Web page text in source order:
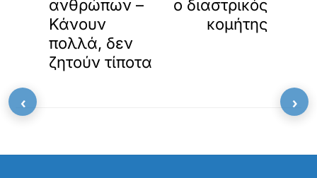
ρ
ε
μ
ανθρώπων –
Κάνουν
πολλά, δεν
ζητούν τίποτα
ο διαστρικός
κομήτης
‹ ›